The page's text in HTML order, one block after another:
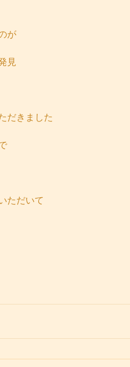
が
見
だきました
ただいて